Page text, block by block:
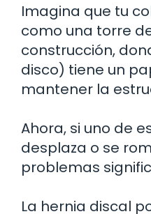
Imagina que tu
como una torre
construcción,
disco) tiene un
mantener la
Ahora, si uno de
desplaza o se
problemas
La hernia discal